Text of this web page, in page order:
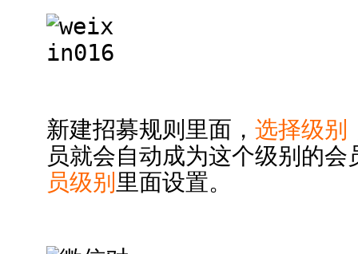
新建招募规则里面， 选择级别
员就会自动成为这个级别的会
员级别 里面设置。